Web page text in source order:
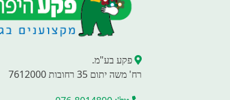
פקע בע"מ.
רח' משה יתום 35 רחובות 7612000